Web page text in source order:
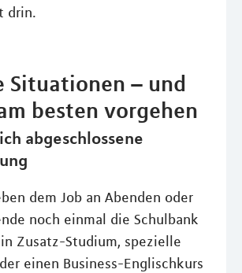
drin.
Situationen – und
besten vorgehen
abgeschlossene
dem Job an Abenden oder
noch einmal die Schulbank
Zusatz-Studium, spezielle
einen Business-Englischkurs